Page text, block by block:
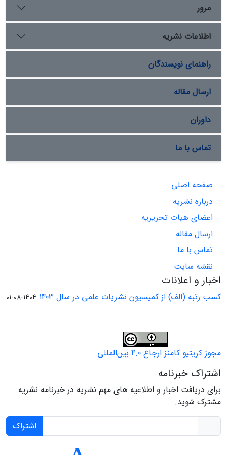
مرور
اطلاعات نشریه
راهنمای نویسندگان
ارسال مقاله
داوران
تماس با ما
صفحه اصلی
درباره نشریه
اعضای هیات تحریریه
ارسال مقاله
تماس با ما
نقشه سایت
اخبار و اعلانات
کسب رتبه (الف) از کمیسیون نشریات علمی در سال 1403 1404-08-01
مجوز کریتیو کامنز ارجاع 4.0 بین‌المللی
اشتراک خبرنامه
برای دریافت اخبار و اطلاعیه های مهم نشریه در خبرنامه نشریه
مشترک شوید.
اشتراک